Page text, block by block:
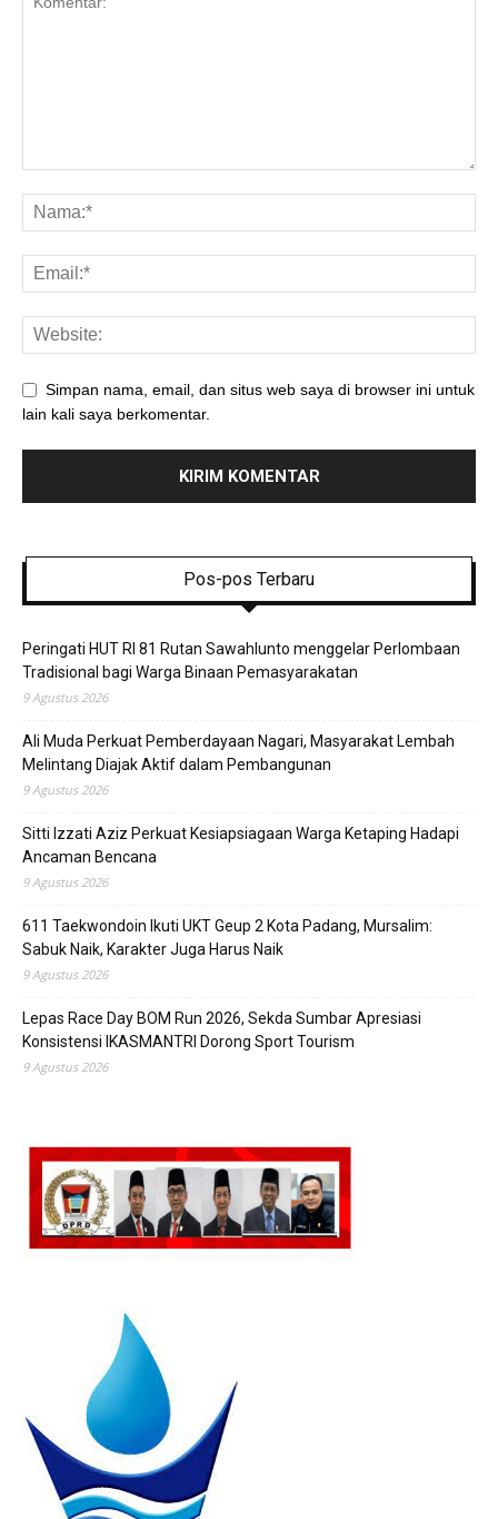
Simpan nama, email, dan situs web saya di browser ini untuk
lain kali saya berkomentar.
Pos-pos Terbaru
Peringati HUT RI 81 Rutan Sawahlunto menggelar Perlombaan
Tradisional bagi Warga Binaan Pemasyarakatan
9 Agustus 2026
Ali Muda Perkuat Pemberdayaan Nagari, Masyarakat Lembah
Melintang Diajak Aktif dalam Pembangunan
9 Agustus 2026
Sitti Izzati Aziz Perkuat Kesiapsiagaan Warga Ketaping Hadapi
Ancaman Bencana
9 Agustus 2026
611 Taekwondoin Ikuti UKT Geup 2 Kota Padang, Mursalim:
Sabuk Naik, Karakter Juga Harus Naik
9 Agustus 2026
Lepas Race Day BOM Run 2026, Sekda Sumbar Apresiasi
Konsistensi IKASMANTRI Dorong Sport Tourism
9 Agustus 2026